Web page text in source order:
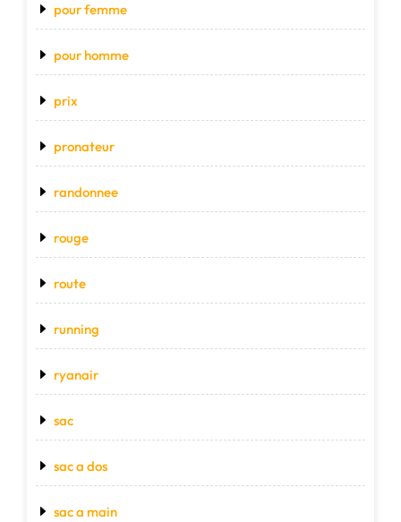
pour femme
pour homme
prix
pronateur
randonnee
rouge
route
running
ryanair
sac
sac a dos
sac a main